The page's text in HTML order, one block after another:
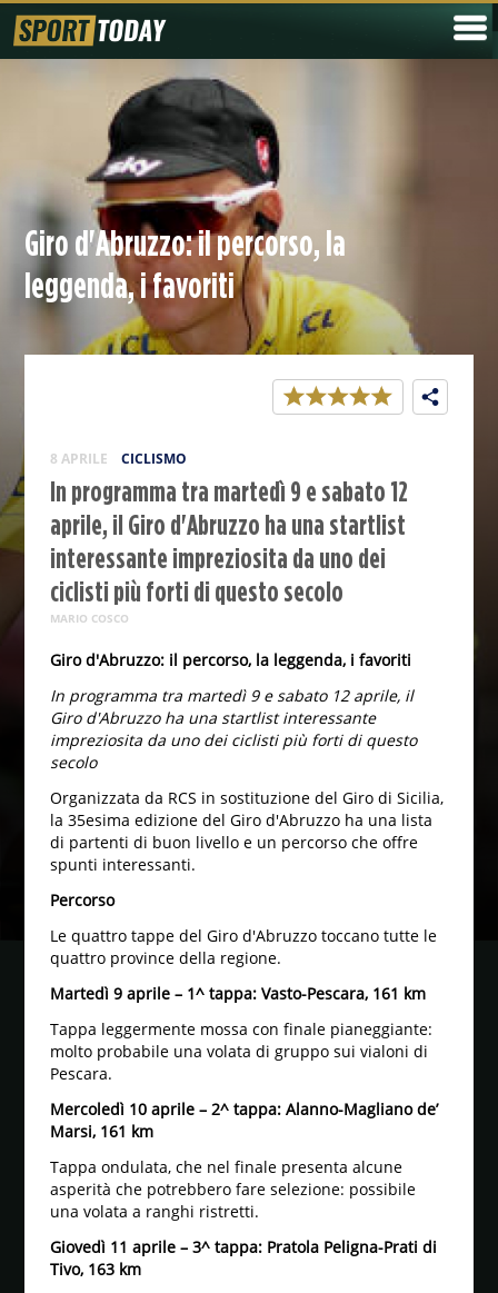
Giro d'Abruzzo: il percorso, la
leggenda, i favoriti
8 APRILE CICLISMO
In programma tra martedì 9 e sabato 12
aprile, il Giro d'Abruzzo ha una startlist
interessante impreziosita da uno dei
ciclisti più forti di questo secolo
MARIO COSCO
Giro d'Abruzzo: il percorso, la leggenda, i favoriti
In programma tra martedì 9 e sabato 12 aprile, il
Giro d'Abruzzo ha una startlist interessante
impreziosita da uno dei ciclisti più forti di questo
secolo
Organizzata da RCS in sostituzione del Giro di Sicilia,
la 35esima edizione del Giro d'Abruzzo ha una lista
di partenti di buon livello e un percorso che offre
spunti interessanti.
Percorso
Le quattro tappe del Giro d'Abruzzo toccano tutte le
quattro province della regione.
Martedì 9 aprile – 1^ tappa: Vasto-Pescara, 161 km
Tappa leggermente mossa con finale pianeggiante:
molto probabile una volata di gruppo sui vialoni di
Pescara.
Mercoledì 10 aprile – 2^ tappa: Alanno-Magliano de’
Marsi, 161 km
Tappa ondulata, che nel finale presenta alcune
asperità che potrebbero fare selezione: possibile
una volata a ranghi ristretti.
Giovedì 11 aprile – 3^ tappa: Pratola Peligna-Prati di
Tivo, 163 km